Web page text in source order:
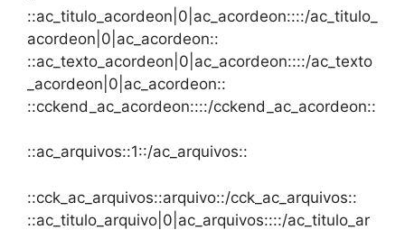
::ac_titulo_acordeon|0|ac_acordeon::::/ac_titulo_
acordeon|0|ac_acordeon::
::ac_texto_acordeon|0|ac_acordeon::::/ac_texto
_acordeon|0|ac_acordeon::
::cckend_ac_acordeon::::/cckend_ac_acordeon::
::ac_arquivos::1::/ac_arquivos::
::cck_ac_arquivos::arquivo::/cck_ac_arquivos::
::ac_titulo_arquivo|0|ac_arquivos::::/ac_titulo_ar